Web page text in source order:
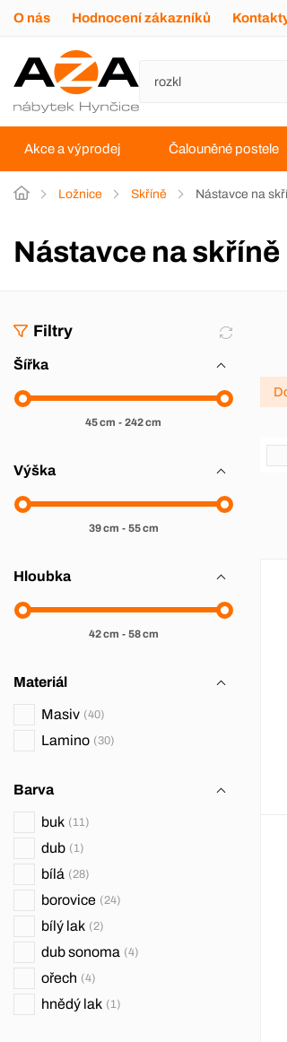
O nás Hodnocení zákazníků
Akce a výprodej Čalouněné postele
Ložnice Skříně Nástavce na
Nástavce na skříně
Filtry
Šířka
45 cm - 242 cm
Výška
39 cm - 55 cm
Hloubka
42 cm - 58 cm
Materiál
Masiv 40
Lamino 30
Barva
buk 11
dub 1
bílá 28
borovice 24
bílý lak 2
dub sonoma 4
ořech 4
hnědý lak 1